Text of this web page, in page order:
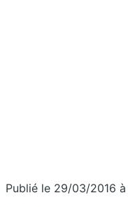
Publié le 29/03/2016 à